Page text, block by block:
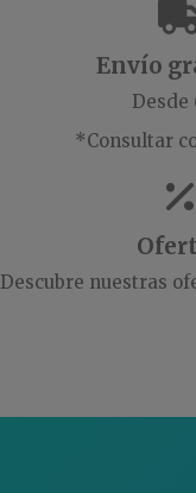
Envío
Desde
*Consultar
Descubre nuestras